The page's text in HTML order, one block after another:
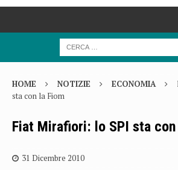
HOME NOTIZIE ECONOMIA
sta con la Fiom
Fiat Mirafiori: lo SPI sta con
31 Dicembre 2010